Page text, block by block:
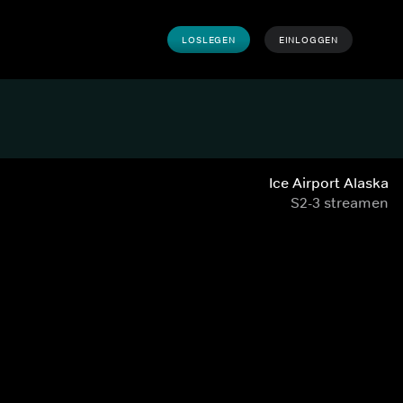
LOSLEGEN EINLOGGEN
Ice Airport Alaska
S2-3 streamen